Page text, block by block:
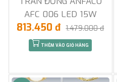
AFC 006 LED 15W
813.450 đ 1.479.000 đ
THÊM VÀO GIỎ HÀNG